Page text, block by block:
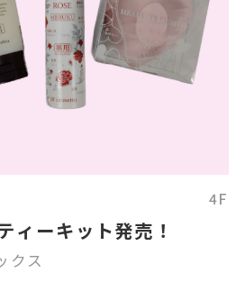
4F
ィーキット発売！
クス